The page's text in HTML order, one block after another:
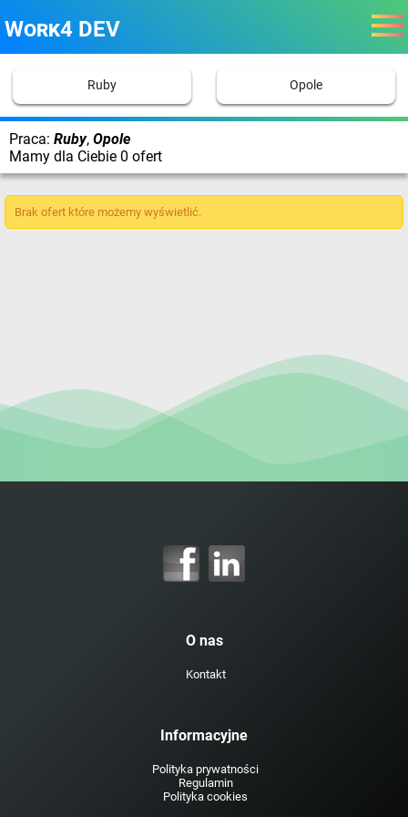
Work4 DEV
Ruby Opole
Praca: Ruby, Opole
Mamy dla Ciebie 0 ofert
Brak ofert które możemy wyświetlić.
O nas
Kontakt
Informacyjne
Polityka prywatności
Regulamin
Polityka cookies